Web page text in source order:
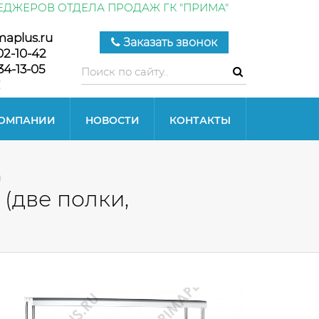
ОТДЕЛА ПРОДАЖ ГК "ПРИМА"
10-42
13-05
Заказать звонок
НОВОСТИ КОНТАКТЫ
полки,